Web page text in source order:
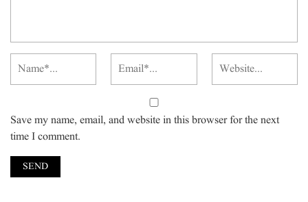
Save my name, email, and website in this browser for the next
time I comment.